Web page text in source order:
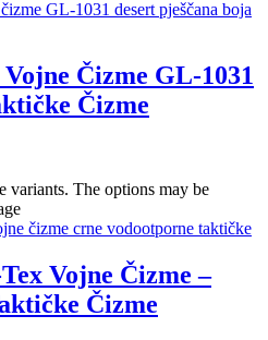
Čizme GL-1031
Čizme
variants. The options may be
Vojne Čizme –
Čizme